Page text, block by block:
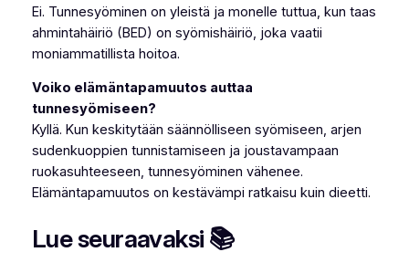
Ei. Tunnesyöminen on yleistä ja monelle tuttua, kun taas
ahmintahäiriö (BED) on syömishäiriö, joka vaatii
moniammatillista hoitoa.
Voiko elämäntapamuutos auttaa
tunnesyömiseen?
Kyllä. Kun keskitytään säännölliseen syömiseen, arjen
sudenkuoppien tunnistamiseen ja joustavampaan
ruokasuhteeseen, tunnesyöminen vähenee.
Elämäntapamuutos on kestävämpi ratkaisu kuin dieetti.
Lue seuraavaksi 📚